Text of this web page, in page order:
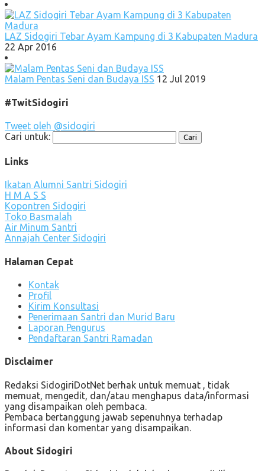
LAZ Sidogiri Tebar Ayam Kampung di 3 Kabupaten Madura
22 Apr 2016
Malam Pentas Seni dan Budaya ISS 12 Jul 2019
#TwitSidogiri
Tweet oleh @sidogiri
Cari untuk:
Links
Ikatan Alumni Santri Sidogiri
H M A S S
Kopontren Sidogiri
Toko Basmalah
Air Minum Santri
Annajah Center Sidogiri
Halaman Cepat
Kontak
Profil
Kirim Konsultasi
Penerimaan Santri dan Murid Baru
Laporan Pengurus
Pendaftaran Santri Ramadan
Disclaimer
Redaksi SidogiriDotNet berhak untuk memuat , tidak
memuat, mengedit, dan/atau menghapus data/informasi
yang disampaikan oleh pembaca.
Pembaca bertanggung jawab sepenuhnya terhadap
informasi dan komentar yang disampaikan.
About Sidogiri